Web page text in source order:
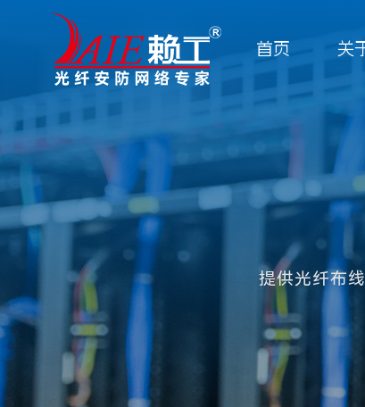
首页 关
走进赖工
广东赖工通信科技有限公司简称“广东赖工”，源于
防网络专家、综合布线解决方案提供商。
企业简介 企业形象
网络铜缆布线产品系列
网络配件产品系列
光纤光缆产品系列
光纤配件产品系统
安防线缆系列
解决方案
为您提供专业的网络工程布线方案
解决方案 工程案例
招商加盟
共赢，是我们的目的
合作客户
新闻资讯
实时了解公司近况及网络工程服务行业风向
公司动态 行业资讯
联系我们
欢迎与我们取得联系，我们将竭诚为你服务
联系方式 在线留言
提供光纤布